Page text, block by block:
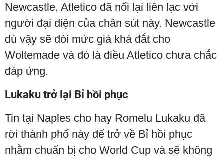
Newcastle, Atletico đã nối lại liên lạc với
người đại diện của chân sút này. Newcastle
dù vậy sẽ đòi mức giá khá đắt cho
Woltemade và đó là điều Atletico chưa chắc
đáp ứng.
Lukaku trở lại Bỉ hồi phục
Tin tại Naples cho hay Romelu Lukaku đã
rời thành phố này để trở về Bỉ hồi phục
nhằm chuẩn bị cho World Cup và sẽ không